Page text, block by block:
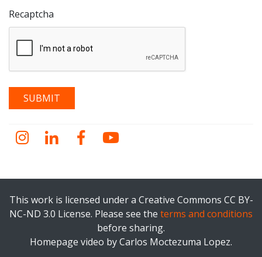
Recaptcha
Instagram
LinkedInFacebookYouTube
This work is licensed under a Creative Commons CC BY-
NC-ND 3.0 License. Please see the terms and conditions
before sharing.
Homepage video by Carlos Moctezuma Lopez.